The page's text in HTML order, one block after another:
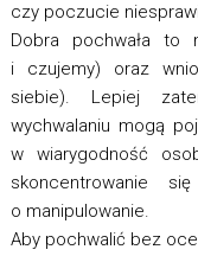
czy poczucie
Dobra pochwała to
i czujemy) oraz
siebie). Lepiej
wychwalaniu mogą
w wiarygodność
skoncentrowanie
o manipulowanie.
Aby pochwalić bez